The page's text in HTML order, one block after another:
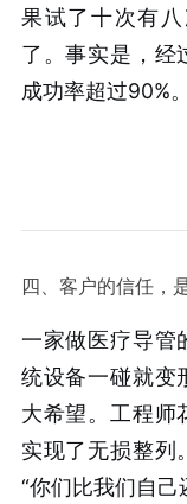
果试了十次有
了。事实是，经
成功率超过90%
四、客户的信任，
一家做医疗导管
统设备一碰就变
大希望。工程师
实现了无损整列
“你们比我们自己